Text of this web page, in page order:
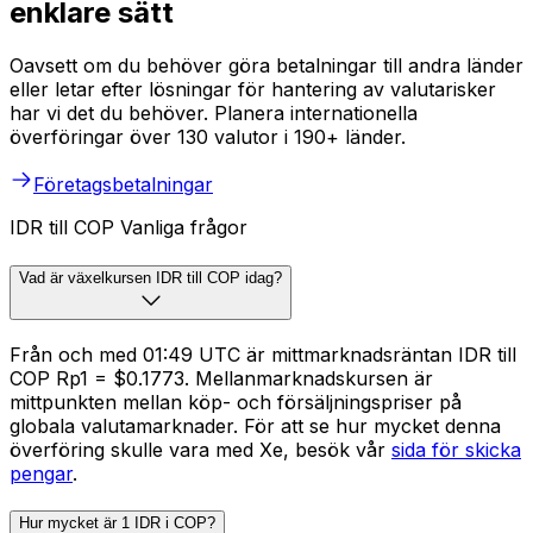
enklare sätt
Oavsett om du behöver göra betalningar till andra länder
eller letar efter lösningar för hantering av valutarisker
har vi det du behöver. Planera internationella
överföringar över 130 valutor i 190+ länder.
Företagsbetalningar
IDR till COP Vanliga frågor
Vad är växelkursen IDR till COP idag?
Från och med 01:49 UTC är mittmarknadsräntan IDR till
COP Rp1 = $0.1773. Mellanmarknadskursen är
mittpunkten mellan köp- och försäljningspriser på
globala valutamarknader. För att se hur mycket denna
överföring skulle vara med Xe, besök vår sida för skicka
pengar.
Hur mycket är 1 IDR i COP?